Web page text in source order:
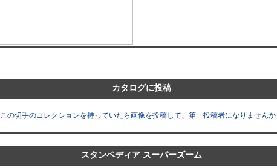
カタログに投稿
この切手のコレクションを持っていたら画像を投稿して、第一投稿者になりません
スタンペディア スーパーズーム